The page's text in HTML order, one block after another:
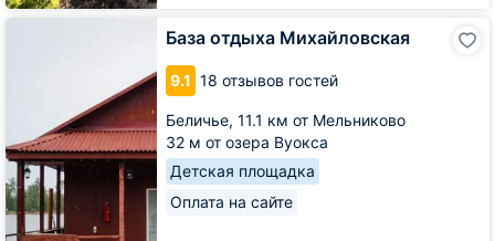
База отдыха Михайловская
9.1 18 отзывов гостей
Беличье, 11.1 км от Мельниково
32 м от озера Вуокса
Детская площадка
Оплата на сайте